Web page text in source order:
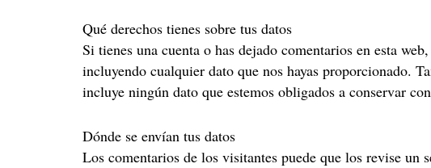
Qué derechos tienes sobre tus datos
Si tienes una cuenta o has dejado comentarios en esta
incluyendo cualquier dato que nos hayas proporcionado.
incluye ningún dato que estemos obligados a conservar
Dónde se envían tus datos
Los comentarios de los visitantes puede que los revise un